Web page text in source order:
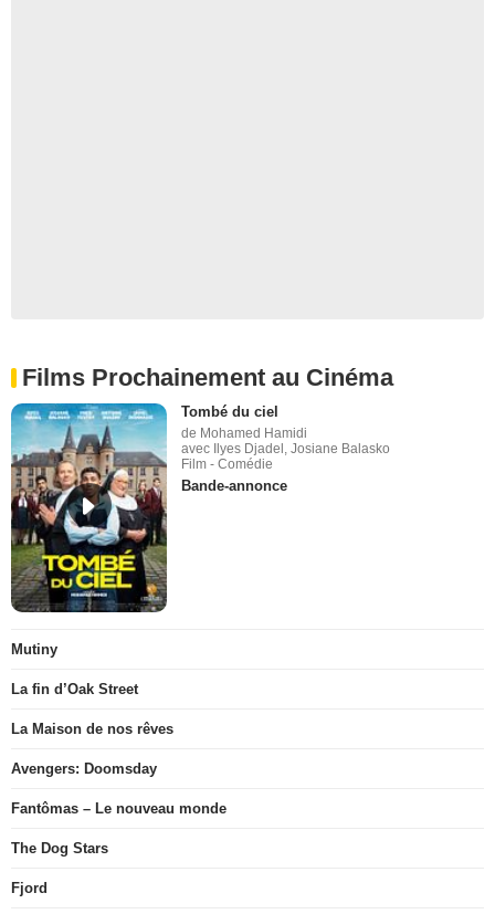
Films Prochainement au Cinéma
Tombé du ciel
de Mohamed Hamidi
avec Ilyes Djadel, Josiane Balasko
Film - Comédie
Bande-annonce
Mutiny
La fin d’Oak Street
La Maison de nos rêves
Avengers: Doomsday
Fantômas – Le nouveau monde
The Dog Stars
Fjord